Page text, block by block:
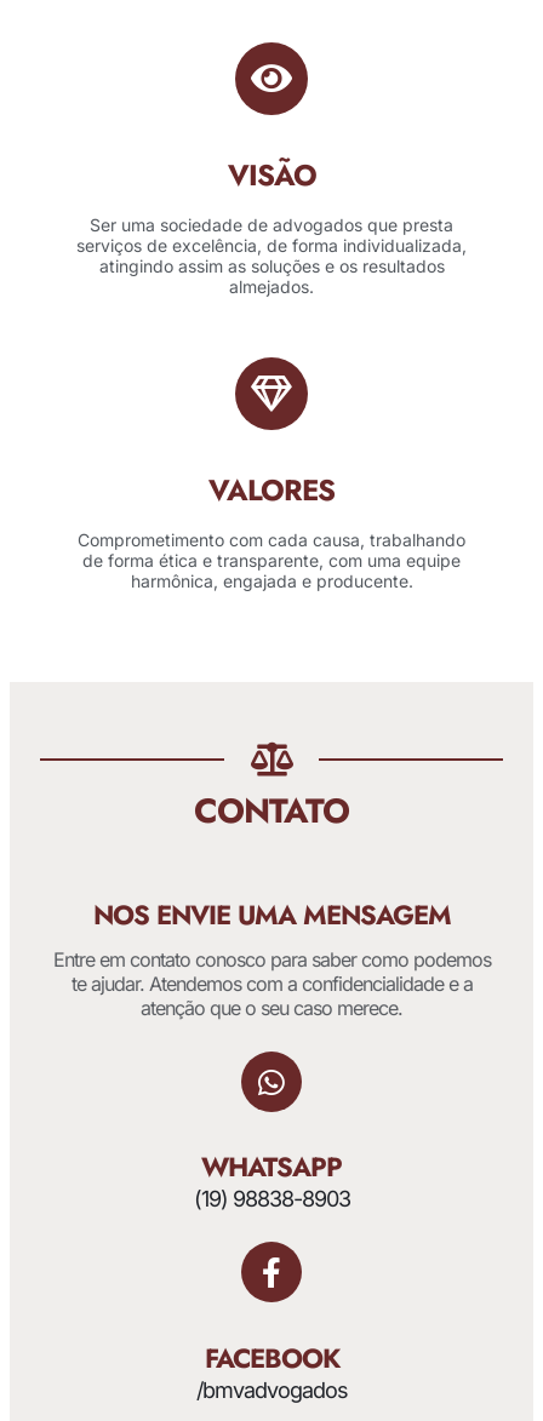
VISÃO
Ser uma sociedade de advogados que presta
serviços de excelência, de forma individualizada,
atingindo assim as soluções e os resultados
almejados.
VALORES
Comprometimento com cada causa, trabalhando
de forma ética e transparente, com uma equipe
harmônica, engajada e producente.
CONTATO
NOS ENVIE UMA MENSAGEM
Entre em contato conosco para saber como podemos
te ajudar. Atendemos com a confidencialidade e a
atenção que o seu caso merece.
WHATSAPP
(19) 98838-8903
FACEBOOK
/bmvadvogados